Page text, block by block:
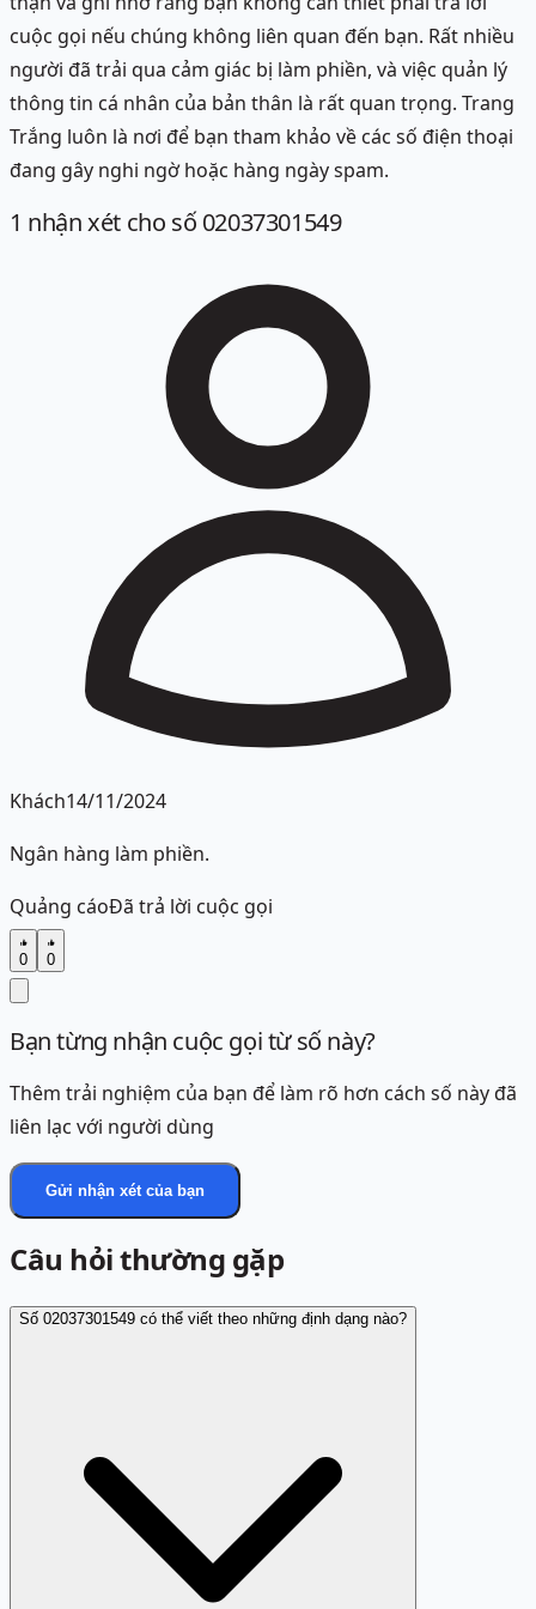
cuộc gọi nếu chúng không liên quan đến bạn. Rất nhiều
người đã trải qua cảm giác bị làm phiền, và việc quản lý
thông tin cá nhân của bản thân là rất quan trọng. Trang
Trắng luôn là nơi để bạn tham khảo về các số điện thoại
đang gây nghi ngờ hoặc hàng ngày spam.
1 nhận xét cho số 02037301549
Khách14/11/2024
Ngân hàng làm phiền.
Quảng cáoĐã trả lời cuộc gọi
0 0
Bạn từng nhận cuộc gọi từ số này?
Thêm trải nghiệm của bạn để làm rõ hơn cách số này đã
liên lạc với người dùng
Gửi nhận xét của bạn
Câu hỏi thường gặp
Số 02037301549 có thể viết theo những định dạng nào?